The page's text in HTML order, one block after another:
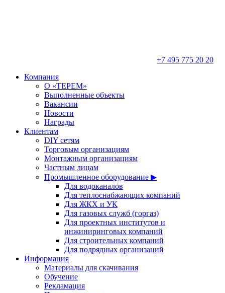
+7 495 775 20 20
Компания
О «ТЕРЕМ»
Выполненные объекты
Вакансии
Новости
Награды
Клиентам
DIY сетям
Торговым организациям
Монтажным организациям
Частным лицам
Промышленное оборудование ▶
Для водоканалов
Для теплоснабжающих компаний
Для ЖКХ и УК
Для газовых служб (горгаз)
Для проектных институтов и
инжиниринговых компаний
Для строительных компаний
Для подрядных организаций
Информация
Материалы для скачивания
Обучение
Рекламация